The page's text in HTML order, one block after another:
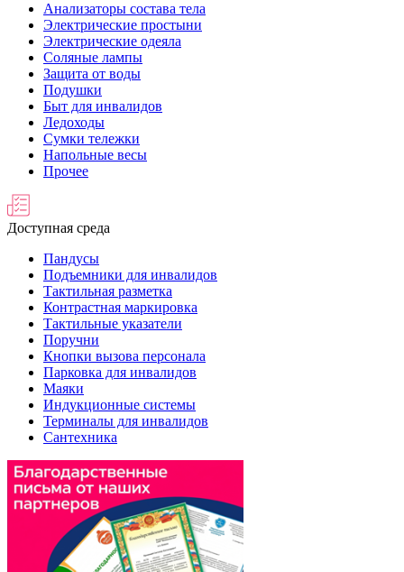
Анализаторы состава тела
Электрические простыни
Электрические одеяла
Соляные лампы
Защита от воды
Подушки
Быт для инвалидов
Ледоходы
Сумки тележки
Напольные весы
Прочее
Доступная среда
Пандусы
Подъемники для инвалидов
Тактильная разметка
Контрастная маркировка
Тактильные указатели
Поручни
Кнопки вызова персонала
Парковка для инвалидов
Маяки
Индукционные системы
Терминалы для инвалидов
Сантехника